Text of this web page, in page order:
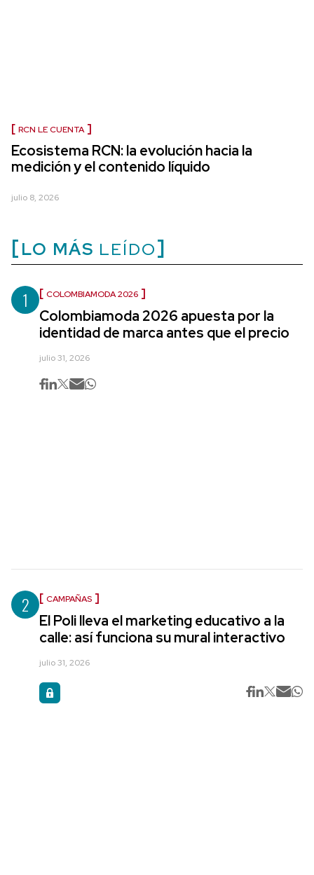
RCN LE CUENTA
Ecosistema RCN: la evolución hacia la
medición y el contenido líquido
julio 8, 2026
LO MÁS LEÍDO
1 COLOMBIAMODA 2026
Colombiamoda 2026 apuesta por la
identidad de marca antes que el precio
julio 31, 2026
2 CAMPAÑAS
El Poli lleva el marketing educativo a la
calle: así funciona su mural interactivo
julio 31, 2026